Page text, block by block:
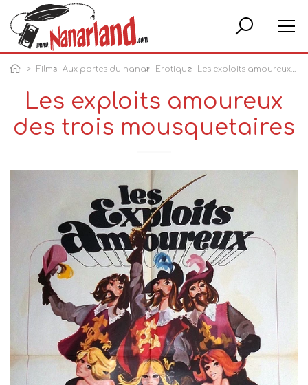
Films Aux portes du nanar Erotique Les exploits amoureux des trois mousquetaires
Les exploits amoureux
des trois mousquetaires